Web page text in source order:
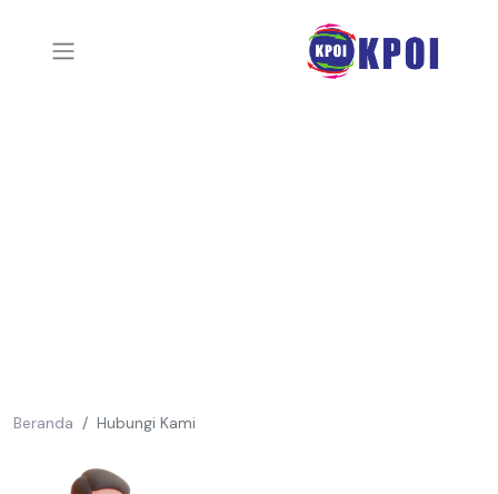
Beranda Hubungi Kami